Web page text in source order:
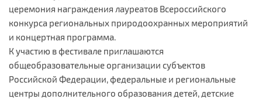
церемония награждения лауреатов Всероссийского
конкурса региональных природоохранных мероприятий
и концертная программа.
К участию в фестивале приглашаются
общеобразовательные организации субъектов
Российской Федерации, федеральные и региональные
центры дополнительного образования детей, детские